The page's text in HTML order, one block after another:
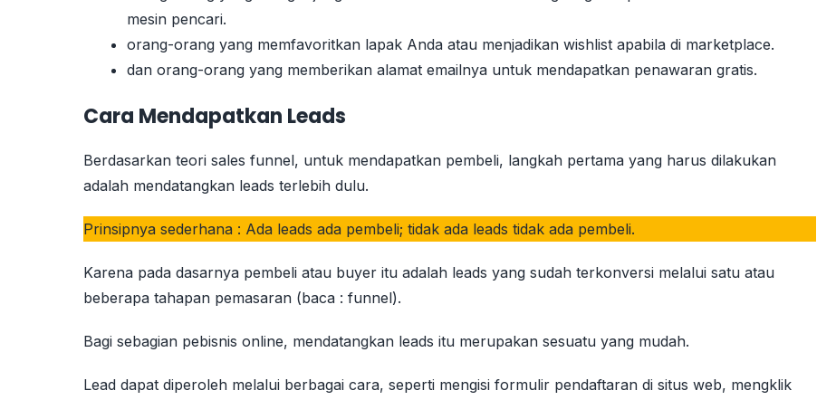
mesin pencari.
orang-orang yang memfavoritkan lapak Anda atau menjadikan wishlist apabila di marketplace.
dan orang-orang yang memberikan alamat emailnya untuk mendapatkan penawaran gratis.
Cara Mendapatkan Leads
Berdasarkan teori sales funnel, untuk mendapatkan pembeli, langkah pertama yang harus dilakukan
adalah mendatangkan leads terlebih dulu.
Prinsipnya sederhana : Ada leads ada pembeli; tidak ada leads tidak ada pembeli.
Karena pada dasarnya pembeli atau buyer itu adalah leads yang sudah terkonversi melalui satu atau
beberapa tahapan pemasaran (baca : funnel).
Bagi sebagian pebisnis online, mendatangkan leads itu merupakan sesuatu yang mudah.
Lead dapat diperoleh melalui berbagai cara, seperti mengisi formulir pendaftaran di situs web, mengklik